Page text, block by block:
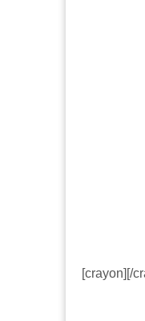
[crayon][/